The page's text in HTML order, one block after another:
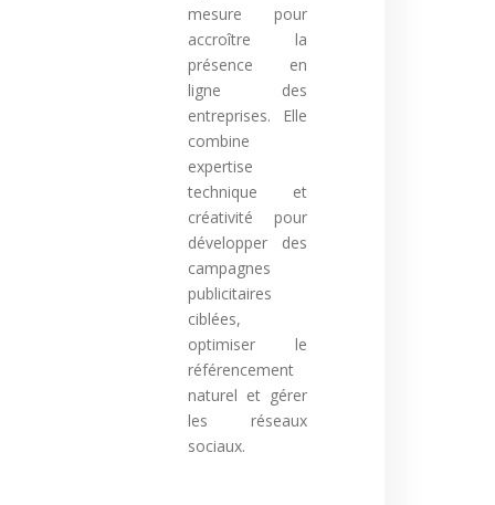
mesure pour
accroître la
présence en
ligne des
entreprises. Elle
combine
expertise
technique et
créativité pour
développer des
campagnes
publicitaires
ciblées,
optimiser le
référencement
naturel et gérer
les réseaux
sociaux.